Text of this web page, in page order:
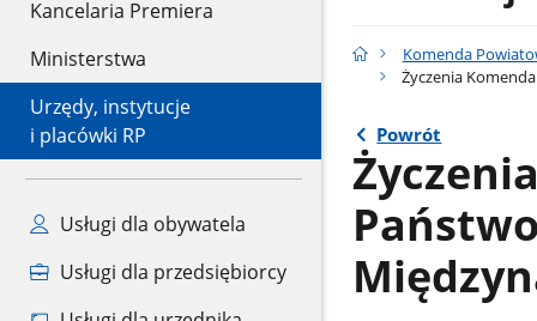
Kancelaria Premiera
Ministerstwa
Urzędy, instytucje
i placówki RP
Usługi dla obywatela
Usługi dla przedsiębiorcy
Komenda
Życzenia
Powrót